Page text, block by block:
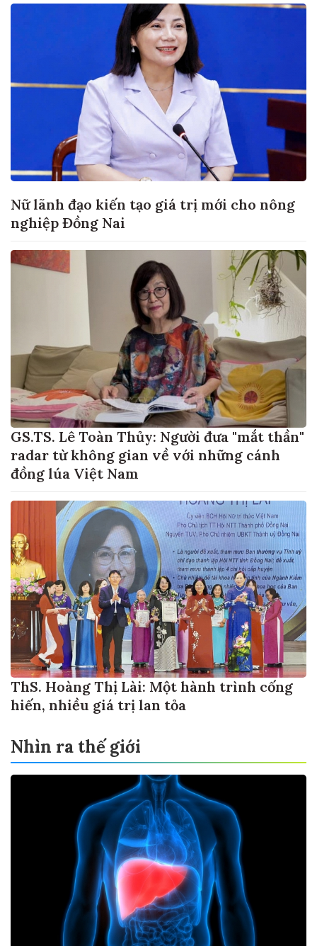
Nữ lãnh đạo kiến tạo giá trị mới cho nông
nghiệp Đồng Nai
GS.TS. Lê Toàn Thủy: Người đưa "mắt thần"
radar từ không gian về với những cánh
đồng lúa Việt Nam
ThS. Hoàng Thị Lài: Một hành trình cống
hiến, nhiều giá trị lan tỏa
Nhìn ra thế giới